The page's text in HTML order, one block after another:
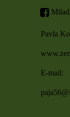
Pavla
E-mail: